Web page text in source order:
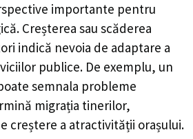
importante pentru
Creșterea sau scăderea
indică nevoia de adaptare a
publice. De exemplu, un
semnala probleme
migrația tinerilor,
creștere a atractivității orașului.